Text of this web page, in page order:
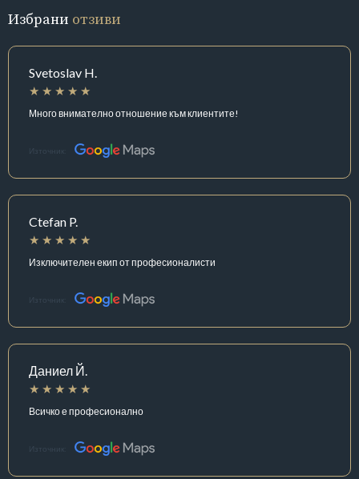
Избрани отзиви
Svetoslav H.
Много внимателно отношение към клиентите!
Източник:
Ctefan P.
Изключителен екип от професионалисти
Източник:
Даниел Й.
Всичко е професионално
Източник: